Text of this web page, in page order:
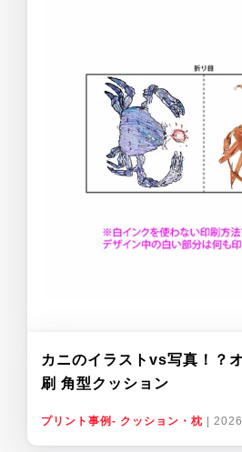
カニのイラストvs写真！？
刷 角型クッション
プリント事例- クッション・枕